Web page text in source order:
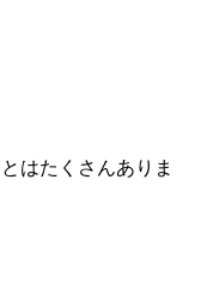
はたくさんありま